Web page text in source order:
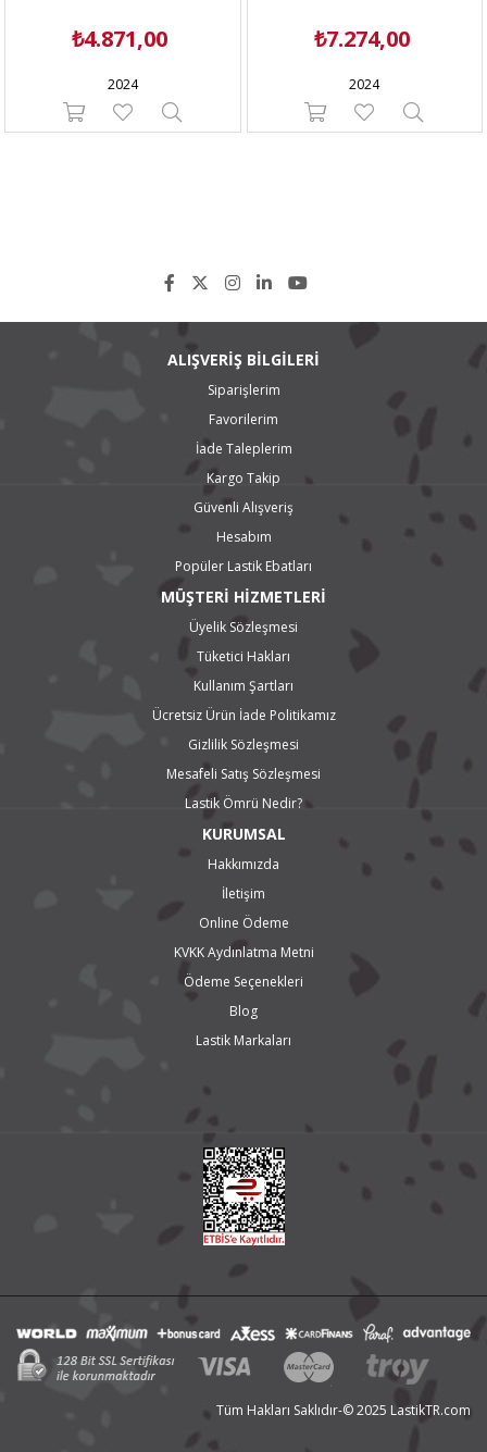
₺4.871,00
2024
₺7.274,00
2024
ALIŞVERİŞ BİLGİLERİ
Siparişlerim
Favorilerim
İade Taleplerim
Kargo Takip
Güvenli Alışveriş
Hesabım
Popüler Lastik Ebatları
MÜŞTERİ HİZMETLERİ
Üyelik Sözleşmesi
Tüketici Hakları
Kullanım Şartları
Ücretsiz Ürün İade Politikamız
Gizlilik Sözleşmesi
Mesafeli Satış Sözleşmesi
Lastik Ömrü Nedir?
KURUMSAL
Hakkımızda
İletişim
Online Ödeme
KVKK Aydınlatma Metni
Ödeme Seçenekleri
Blog
Lastik Markaları
Tüm Hakları Saklıdır-© 2025 LastikTR.com